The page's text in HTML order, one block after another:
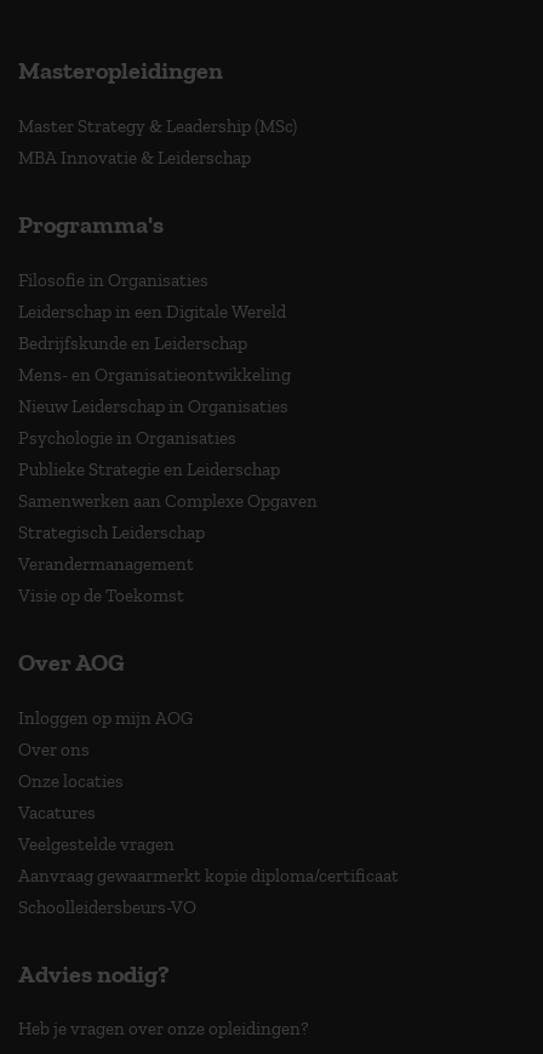
Masteropleidingen
Master Strategy & Leadership (MSc)
MBA Innovatie & Leiderschap
Programma's
Filosofie in Organisaties
Leiderschap in een Digitale Wereld
Bedrijfskunde en Leiderschap
Mens- en Organisatieontwikkeling
Nieuw Leiderschap in Organisaties
Psychologie in Organisaties
Publieke Strategie en Leiderschap
Samenwerken aan Complexe Opgaven
Strategisch Leiderschap
Verandermanagement
Visie op de Toekomst
Over AOG
Inloggen op mijn AOG
Over ons
Onze locaties
Vacatures
Veelgestelde vragen
Aanvraag gewaarmerkt kopie diploma/certificaat
Schoolleidersbeurs-VO
Advies nodig?
Heb je vragen over onze opleidingen?